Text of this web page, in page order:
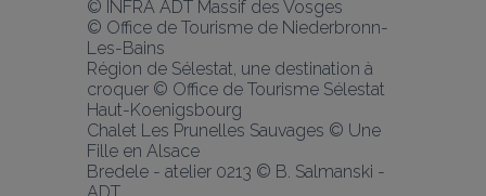
© INFRA ADT Massif des Vosges
© Office de Tourisme de Niederbronn-
Les-Bains
Région de Sélestat, une destination à
croquer © Office de Tourisme Sélestat
Haut-Koenigsbourg
Chalet Les Prunelles Sauvages © Une
Fille en Alsace
Bredele - atelier 0213 © B. Salmanski -